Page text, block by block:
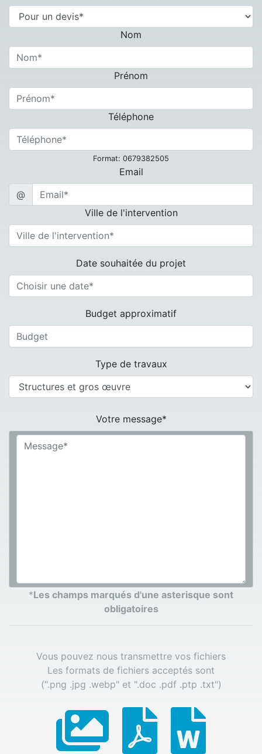
Nom
Prénom
Téléphone
Format: 0679382505
Email
@
Ville de l'intervention
Date souhaitée du projet
Budget approximatif
Type de travaux
Votre message*
*Les champs marqués d'une asterisque sont
obligatoires
Vous pouvez nous transmettre vos fichiers
Les formats de fichiers acceptés sont
(".png .jpg .webp" et ".doc .pdf .ptp .txt")